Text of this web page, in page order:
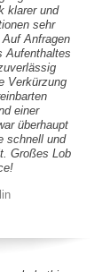
klarer und
sehr
Anfragen
Aufenthaltes
Verkürzung
einer
überhaupt
schnell und
Großes Lob